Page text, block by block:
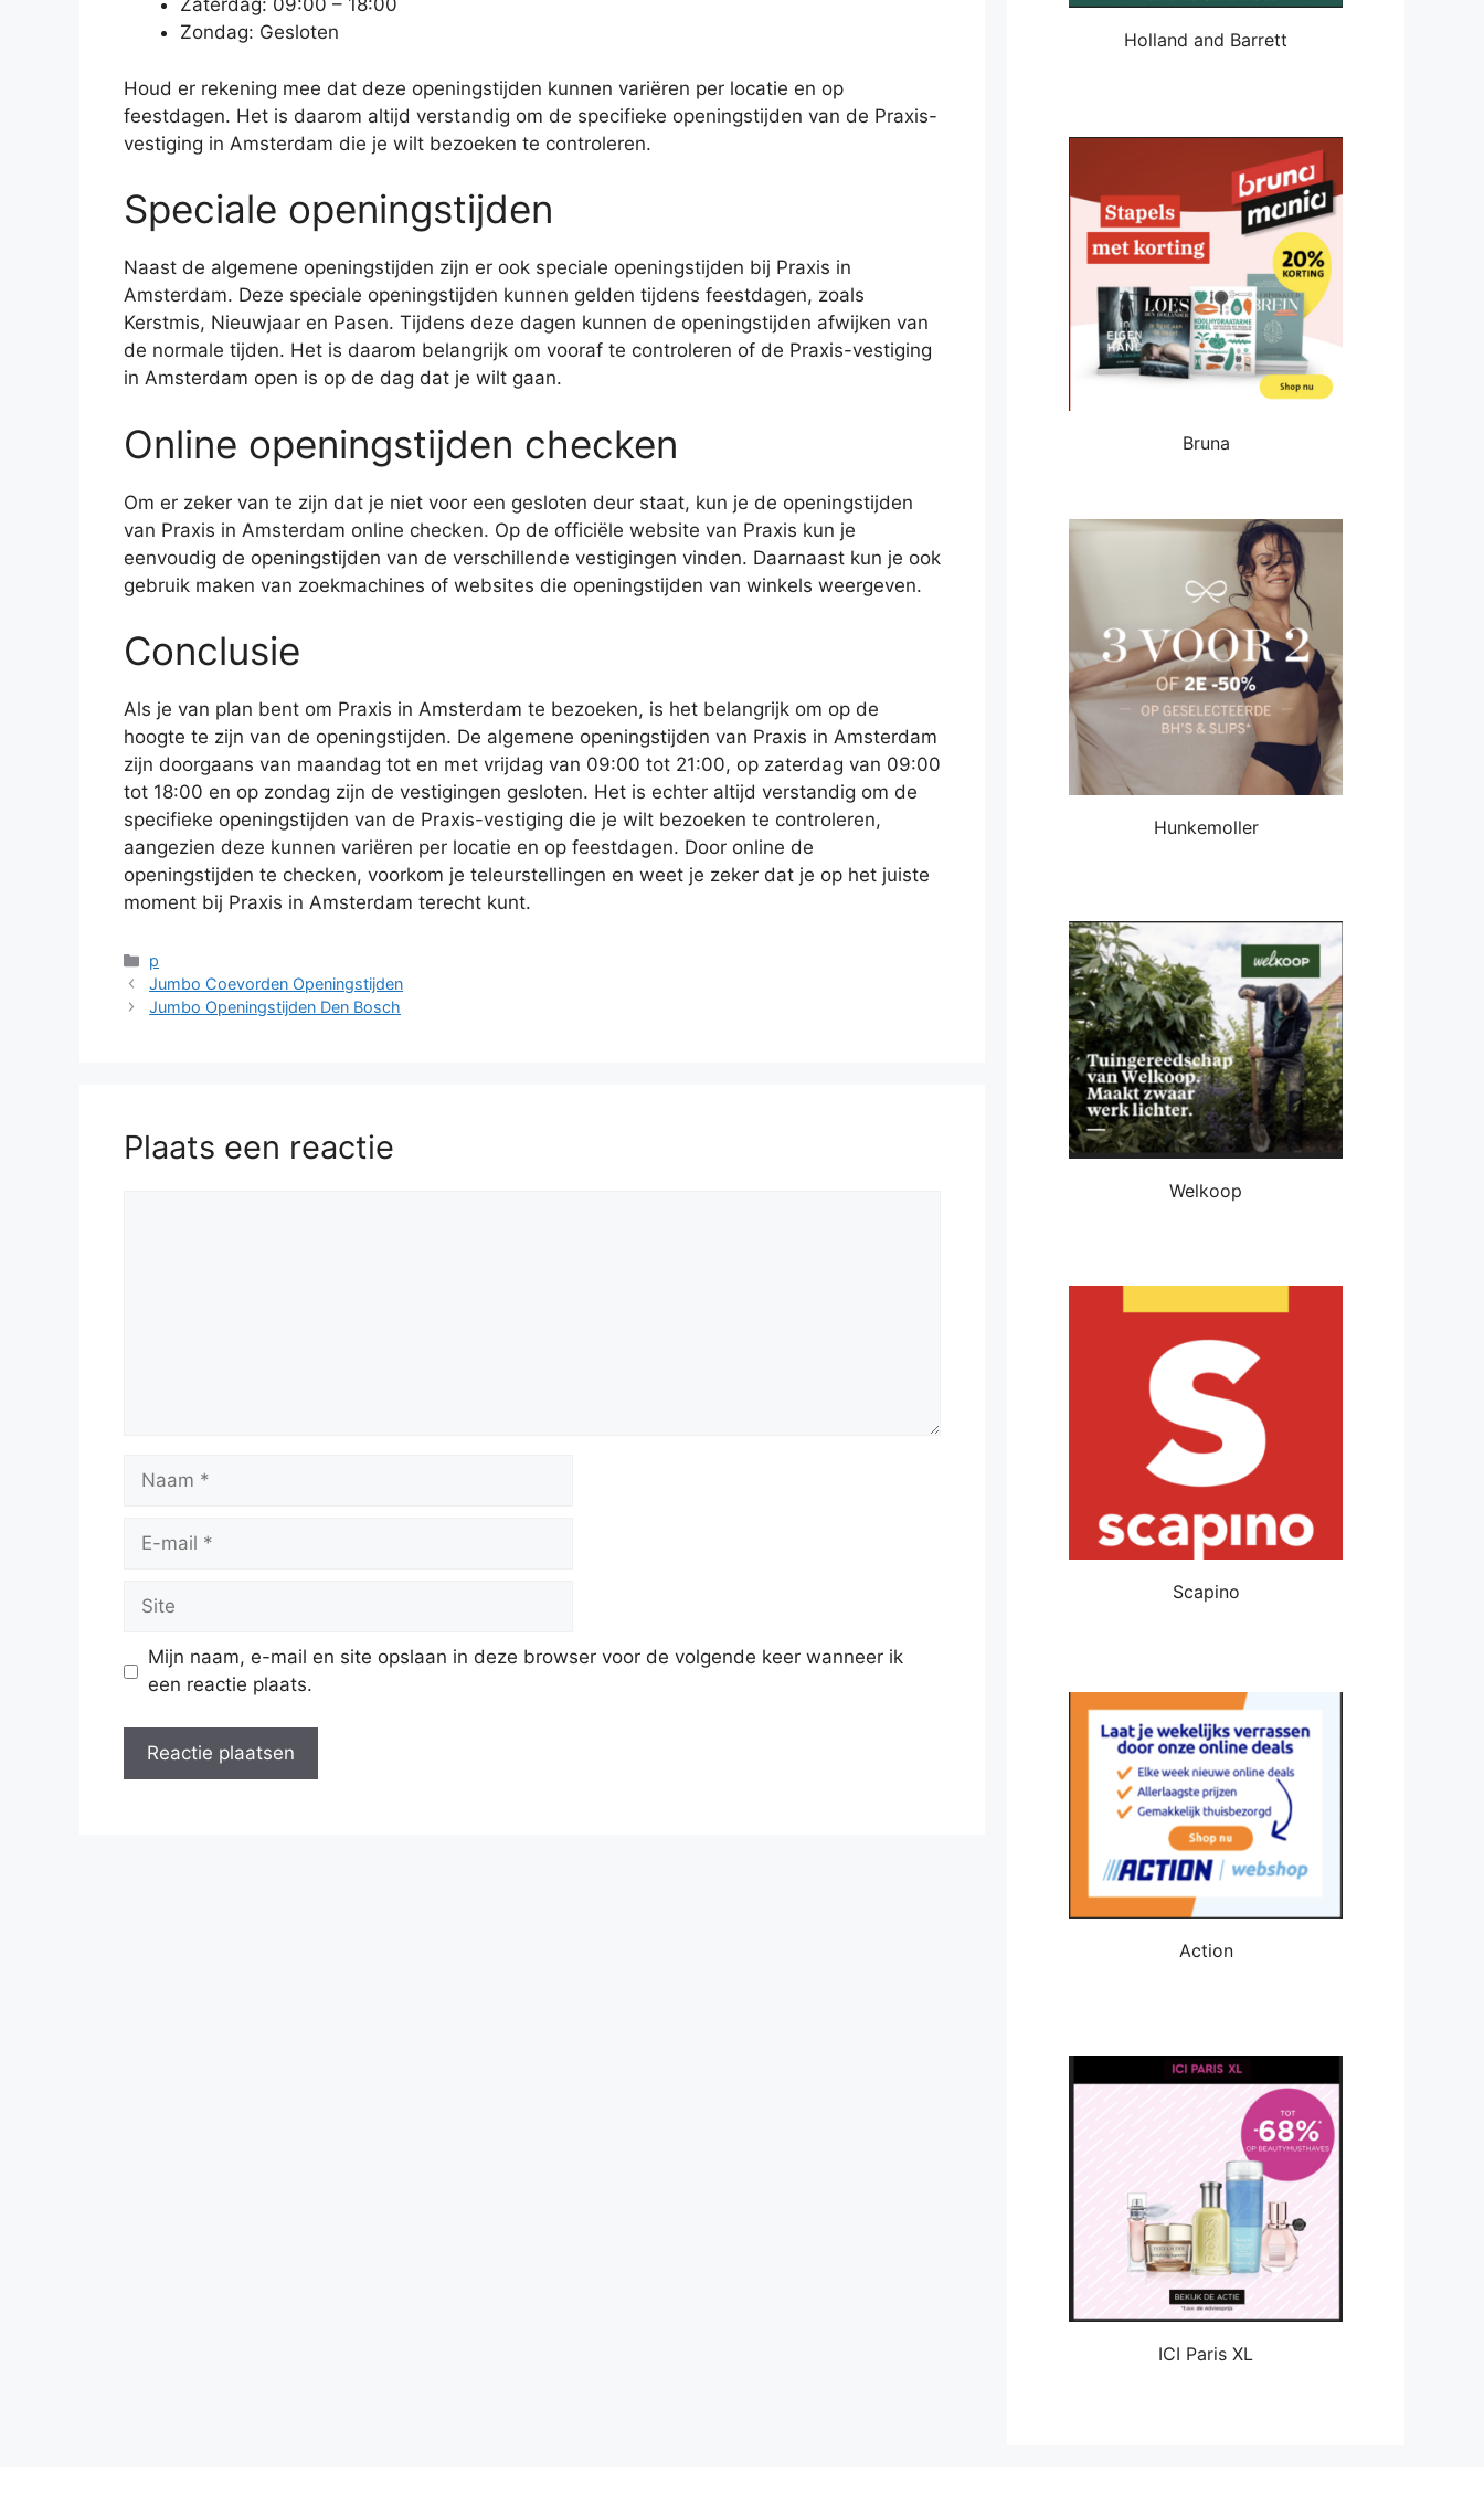
Zaterdag: 09:00 – 18:00
Zondag: Gesloten
Houd er rekening mee dat deze openingstijden kunnen variëren per locatie en op
feestdagen. Het is daarom altijd verstandig om de specifieke openingstijden van de Praxis-
vestiging in Amsterdam die je wilt bezoeken te controleren.
Speciale openingstijden
Naast de algemene openingstijden zijn er ook speciale openingstijden bij Praxis in
Amsterdam. Deze speciale openingstijden kunnen gelden tijdens feestdagen, zoals
Kerstmis, Nieuwjaar en Pasen. Tijdens deze dagen kunnen de openingstijden afwijken van
de normale tijden. Het is daarom belangrijk om vooraf te controleren of de Praxis-vestiging
in Amsterdam open is op de dag dat je wilt gaan.
Online openingstijden checken
Om er zeker van te zijn dat je niet voor een gesloten deur staat, kun je de openingstijden
van Praxis in Amsterdam online checken. Op de officiële website van Praxis kun je
eenvoudig de openingstijden van de verschillende vestigingen vinden. Daarnaast kun je ook
gebruik maken van zoekmachines of websites die openingstijden van winkels weergeven.
Conclusie
Als je van plan bent om Praxis in Amsterdam te bezoeken, is het belangrijk om op de
hoogte te zijn van de openingstijden. De algemene openingstijden van Praxis in Amsterdam
zijn doorgaans van maandag tot en met vrijdag van 09:00 tot 21:00, op zaterdag van 09:00
tot 18:00 en op zondag zijn de vestigingen gesloten. Het is echter altijd verstandig om de
specifieke openingstijden van de Praxis-vestiging die je wilt bezoeken te controleren,
aangezien deze kunnen variëren per locatie en op feestdagen. Door online de
openingstijden te checken, voorkom je teleurstellingen en weet je zeker dat je op het juiste
moment bij Praxis in Amsterdam terecht kunt.
Categorieën
p
Jumbo Coevorden Openingstijden
Jumbo Openingstijden Den Bosch
Plaats een reactie
Naam
Site
Mijn naam, e-mail en site opslaan in deze browser voor de volgende keer wanneer ik
een reactie plaats.
Holland and Barrett
Bruna
Hunkemoller
Welkoop
Scapino
Action
ICI Paris XL